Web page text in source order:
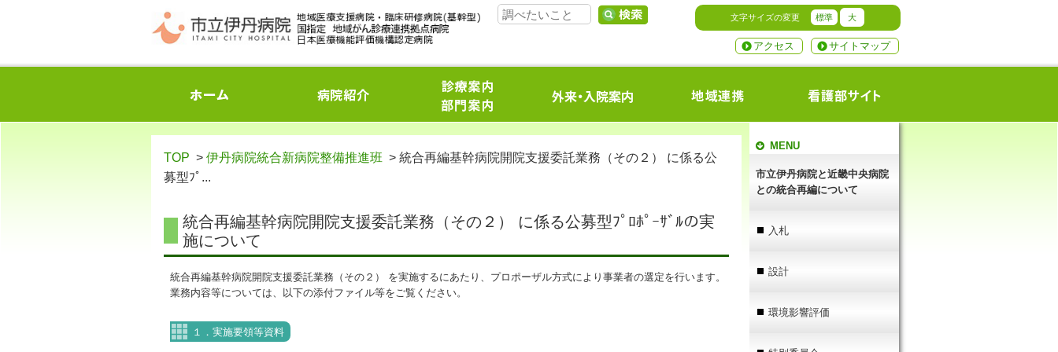
文字サイズの変更 標準 大
サイトマップ
アクセス
TOP > 伊丹病院統合新病院整備推進班 > 統合再編基幹病院開院支援委託業務（その２） に係る公
募型ﾌﾟ...
統合再編基幹病院開院支援委託業務（その２） に係る公募型ﾌﾟﾛﾎﾟｰｻﾞﾙの実
施について
統合再編基幹病院開院支援委託業務（その２） を実施するにあたり、プロポーザル方式により事業者の選定を行います。
業務内容等については、以下の添付ファイル等をご覧ください。
１．実施要領等資料
MENU
市立伊丹病院と近畿中央病院
との統合再編について
入札
設計
環境影響評価